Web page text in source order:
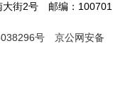
大街2号 邮编：100701
号
京公网安备